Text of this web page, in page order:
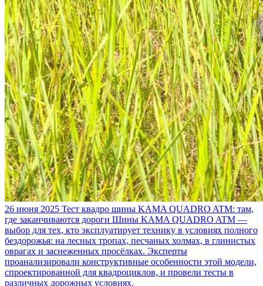
26 июня 2025 Тест квадро шины KAMA QUADRO ATM: там,
где заканчиваются дороги Шины KAMA QUADRO ATM —
выбор для тех, кто эксплуатирует технику в условиях полного
бездорожья: на лесных тропах, песчаных холмах, в глинистых
оврагах и заснеженных просёлках. Эксперты
проанализировали конструктивные особенности этой модели,
спроектированной для квадроциклов, и провели тесты в
различных дорожных условиях.